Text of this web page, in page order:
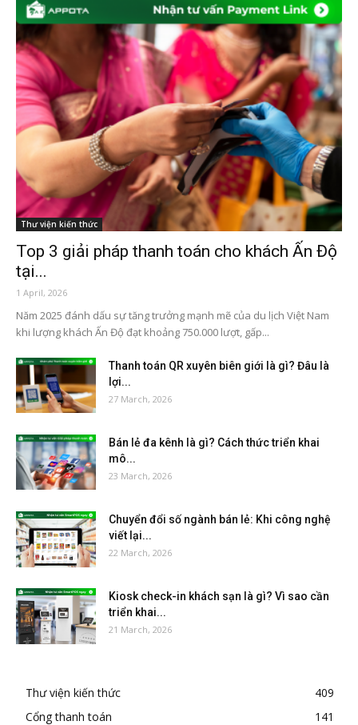
Thư viện kiến thức
Top 3 giải pháp thanh toán cho khách Ấn Độ
tại...
1 April, 2026
Năm 2025 đánh dấu sự tăng trưởng mạnh mẽ của du lịch Việt Nam
khi lượng khách Ấn Độ đạt khoảng 750.000 lượt, gấp...
Thanh toán QR xuyên biên giới là gì? Đâu là
lợi...
27 March, 2026
Bán lẻ đa kênh là gì? Cách thức triển khai
mô...
23 March, 2026
Chuyển đổi số ngành bán lẻ: Khi công nghệ
viết lại...
22 March, 2026
Kiosk check-in khách sạn là gì? Vì sao cần
triển khai...
21 March, 2026
Thư viện kiến thức
409
Cổng thanh toán
141